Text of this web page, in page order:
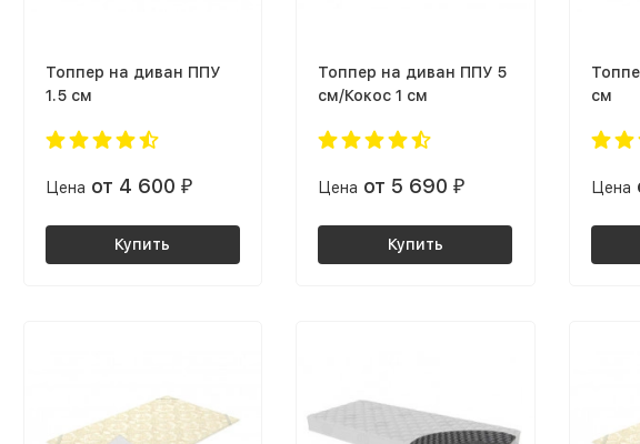
Топпер на диван ППУ
1.5 см
Цена от 4 600 ₽
Купить
Топпер на диван ППУ 5
см/Кокос 1 см
Цена от 5 690 ₽
Купить
см
Цена